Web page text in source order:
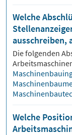
Welche
ausschreiben,
Die folgenden
Welche